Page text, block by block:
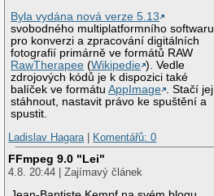
Byla vydána nová verze 5.13
svobodného multiplatformního softwaru
pro konverzi a zpracování digitálních
fotografií primárně ve formátů RAW
RawTherapee (Wikipedie ). Vedle
zdrojových kódů je k dispozici také
balíček ve formátuAppImage
. Stačí jej
stáhnout, nastavit právo ke spuštění a
spustit.
Ladislav Hagara| Komentářů: 0
FFmpeg 9.0 "Lei"
4.8. 20:44 | Zajímavý článek